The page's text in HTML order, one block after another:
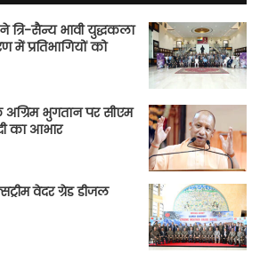
सैन्य भावी युद्धकला
प्रतिभागियों को
अग्रिम भुगतान पर सीएम
का आभार
वेदर ग्रेड डीजल